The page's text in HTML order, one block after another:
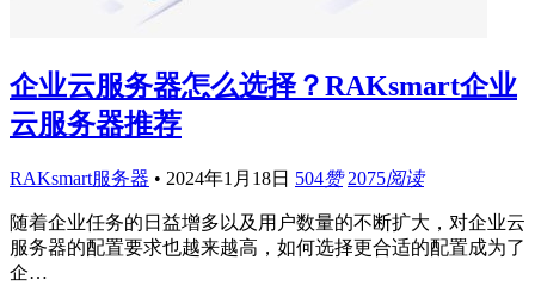
企业云服务器怎么选择？RAKsmart企业
云服务器推荐
RAKsmart服务器 • 2024年1月18日 504赞 2075阅读
随着企业任务的日益增多以及用户数量的不断扩大，对企业云
服务器的配置要求也越来越高，如何选择更合适的配置成为了
企…